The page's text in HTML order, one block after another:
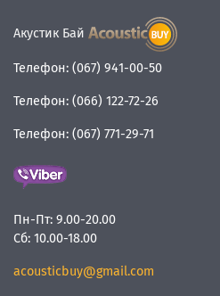
Акустик Бай
Телефон: (067) 941-00-50
Телефон: (066) 122-72-26
Телефон: (067) 771-29-71
Пн-Пт: 9.00-20.00
Сб: 10.00-18.00
acousticbuy@gmail.com